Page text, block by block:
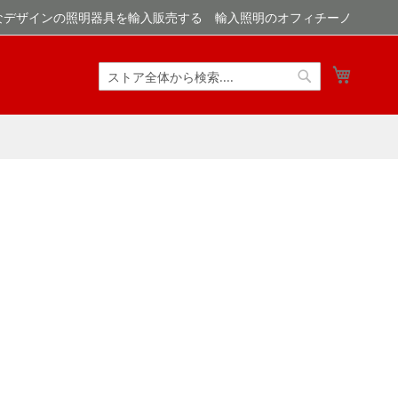
ザインの照明器具を輸入販売する 輸入照明のオフィチーノ
検
索
索